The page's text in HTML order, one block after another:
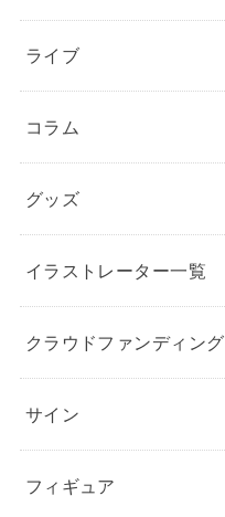
ライブ
コラム
グッズ
イラストレーター一覧
クラウドファンディング
サイン
フィギュア